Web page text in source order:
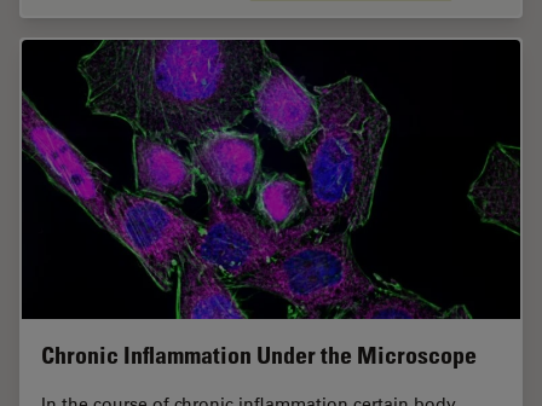
Chronic Inflammation Under the Microscope